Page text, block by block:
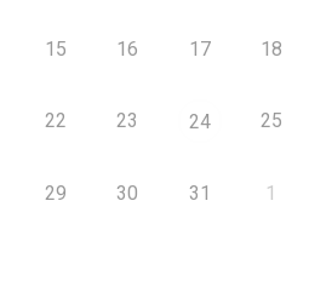
15 16 17 18
22 23 24 25
29 30 31 1